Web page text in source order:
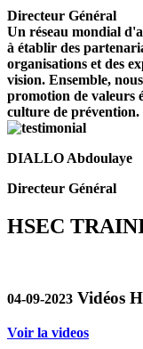
Directeur Général
Un réseau mondial
à établir des
organisations et des
vision. Ensemble,
promotion de valeurs
culture de prévention.
DIALLO Abdoulaye
Directeur Général
HSEC
04-09-2023 Vidéos
Voir la videos